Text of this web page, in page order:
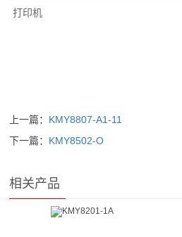
打印机
上一篇： KMY8807-A1-11
下一篇： KMY8502-O
相关产品